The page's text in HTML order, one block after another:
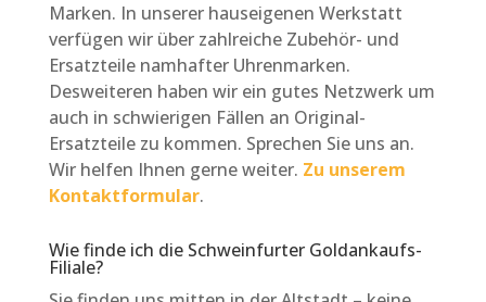
Marken. In unserer hauseigenen Werkstatt
verfügen wir über zahlreiche Zubehör- und
Ersatzteile namhafter Uhrenmarken.
Desweiteren haben wir ein gutes Netzwerk um
auch in schwierigen Fällen an Original-
Ersatzteile zu kommen. Sprechen Sie uns an.
Wir helfen Ihnen gerne weiter. Zu unserem
Kontaktformular.
Wie finde ich die Schweinfurter Goldankaufs-
Filiale?